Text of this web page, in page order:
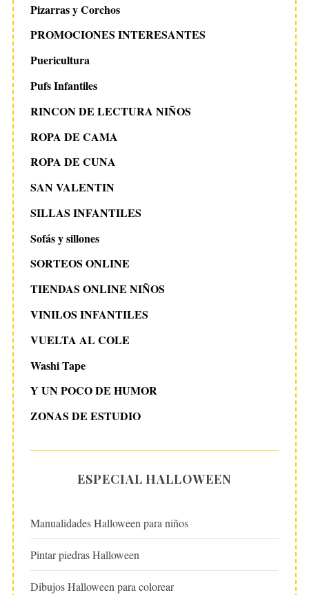
Pizarras y Corchos
PROMOCIONES INTERESANTES
Puericultura
Pufs Infantiles
RINCON DE LECTURA NIÑOS
ROPA DE CAMA
ROPA DE CUNA
SAN VALENTIN
SILLAS INFANTILES
Sofás y sillones
SORTEOS ONLINE
TIENDAS ONLINE NIÑOS
VINILOS INFANTILES
VUELTA AL COLE
Washi Tape
Y UN POCO DE HUMOR
ZONAS DE ESTUDIO
ESPECIAL HALLOWEEN
Manualidades Halloween para niños
Pintar piedras Halloween
Dibujos Halloween para colorear